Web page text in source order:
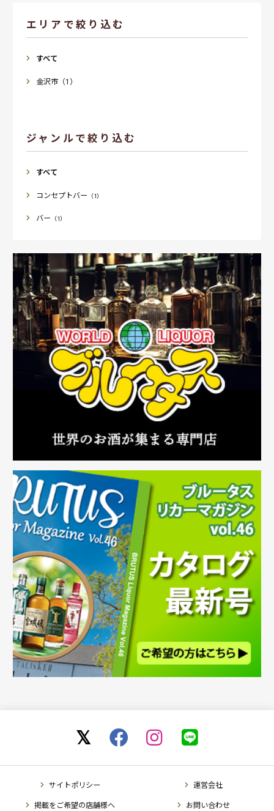
エリアで絞り込む
すべて
金沢市（1）
ジャンルで絞り込む
すべて
コンセプトバー （1）
バー （1）
サイトポリシー 運営会社
掲載をご希望の店舗様へ お問い合わせ